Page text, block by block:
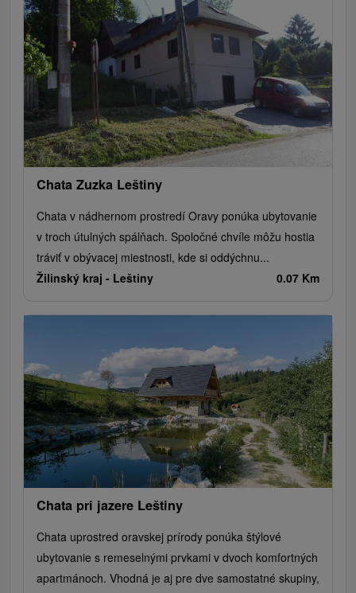
Chata Zuzka Leštiny
Chata v nádhernom prostredí Oravy ponúka ubytovanie
v troch útulných spálňach. Spoločné chvíle môžu hostia
tráviť v obývacej miestnosti, kde si oddýchnu...
Žilinský kraj - Leštiny 0.07 Km
Chata pri jazere Leštiny
Chata uprostred oravskej prírody ponúka štýlové
ubytovanie s remeselnými prvkami v dvoch komfortných
apartmánoch. Vhodná je aj pre dve samostatné skupiny,